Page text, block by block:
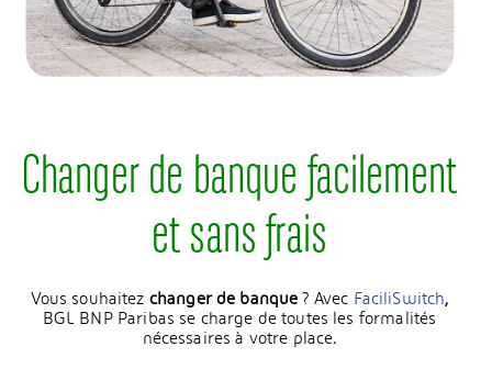
Changer de banque facilement
et sans frais
Vous souhaitez changer de banque ? Avec FaciliSwitch,
BGL BNP Paribas se charge de toutes les formalités
nécessaires à votre place.